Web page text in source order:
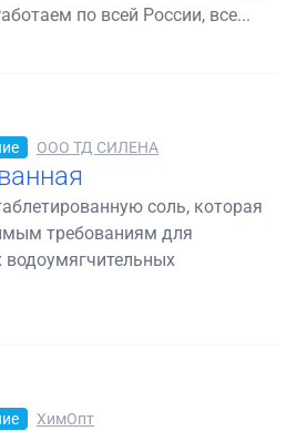
по всей России, все...
ООО ТД СИЛЕНА
соль, которая
требованиям для
ХимОпт